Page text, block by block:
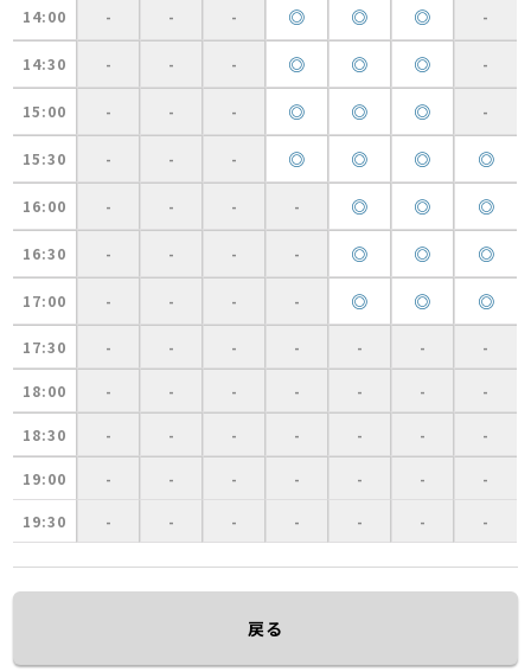
14:00 - - - ◎ ◎ ◎ -
14:30 - - - ◎ ◎ ◎ -
15:00 - - - ◎ ◎ ◎ -
15:30 - - - ◎ ◎ ◎ ◎
16:00 - - - - ◎ ◎ ◎
16:30 - - - - ◎ ◎ ◎
17:00 - - - - ◎ ◎ ◎
17:30 - - - - - - -
18:00 - - - - - - -
18:30 - - - - - - -
19:00 - - - - - - -
19:30 - - - - - - -
戻る